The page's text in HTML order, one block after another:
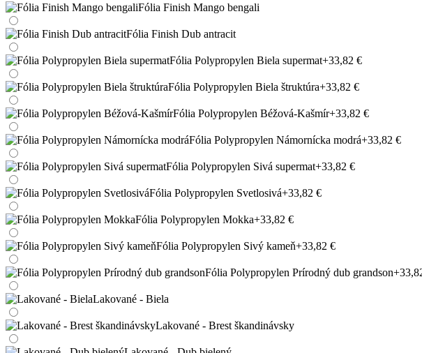
Fólia Finish Mango bengali
Fólia Finish Dub antracit
Fólia Polypropylen Biela supermat+33,82 €
Fólia Polypropylen Biela štruktúra+33,82 €
Fólia Polypropylen Béžová-Kašmír+33,82 €
Fólia Polypropylen Námornícka modrá+33,82 €
Fólia Polypropylen Sivá supermat+33,82 €
Fólia Polypropylen Svetlosivá+33,82 €
Fólia Polypropylen Mokka+33,82 €
Fólia Polypropylen Sivý kameň+33,82 €
Fólia Polypropylen Prírodný dub grandson
Lakované - Biela
Lakované - Brest škandinávsky